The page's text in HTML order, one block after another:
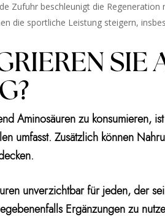
Zufuhr beschleunigt die Regeneration
die sportliche Leistung steigern,
SIE
Aminosäuren zu konsumieren,
umfasst. Zusätzlich können
unverzichtbar für jeden, der
Ergänzungen zu